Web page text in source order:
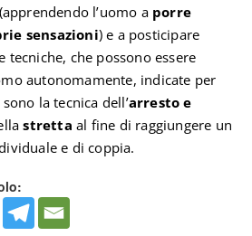
l’uomo aporre
sensazioni) e a posticipare
tecniche, che possono essere
autonomamente, indicate per
la tecnica dell’arresto e
stretta al fine di raggiungere un
e di coppia.